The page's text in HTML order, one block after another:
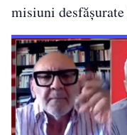
misiuni